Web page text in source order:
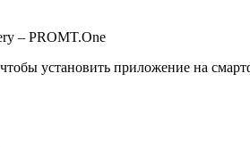
установить приложение на